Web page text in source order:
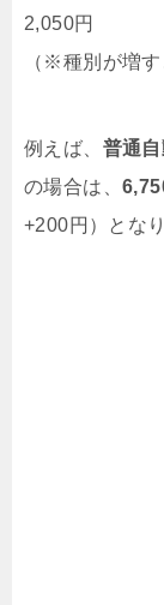
2,050円
（※種別が増
例えば、 普通
の場合は、
+200円）となり